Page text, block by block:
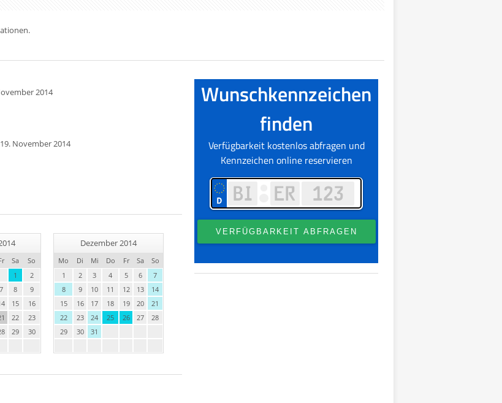
2014
November 2014
Sa
So
1
2
7 8
9
15
16
22
23
29 30
Dezember 2014
Mo Di Mi Do Fr Sa
So
1
2 3 4 5 6
7
8
9 10 11 12 13
14
15
16 17 18 19 20
21
22
23 24 25 26 27
28
29
30 31